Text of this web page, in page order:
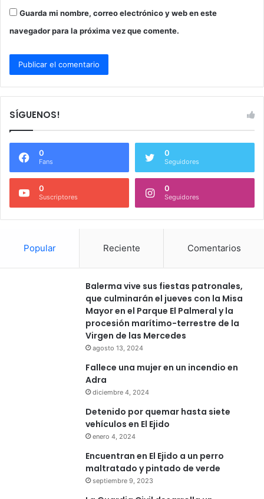
Guarda mi nombre, correo electrónico y web en este
navegador para la próxima vez que comente.
SÍGUENOS!
0
Fans
0
Seguidores
0
Suscriptores
0
Seguidores
Popular Reciente Comentarios
Balerma vive sus fiestas patronales,
que culminarán el jueves con la Misa
Mayor en el Parque El Palmeral y la
procesión marítimo-terrestre de la
Virgen de las Mercedes
agosto 13, 2024
Fallece una mujer en un incendio en
Adra
diciembre 4, 2024
Detenido por quemar hasta siete
vehículos en El Ejido
enero 4, 2024
Encuentran en El Ejido a un perro
maltratado y pintado de verde
septiembre 9, 2023